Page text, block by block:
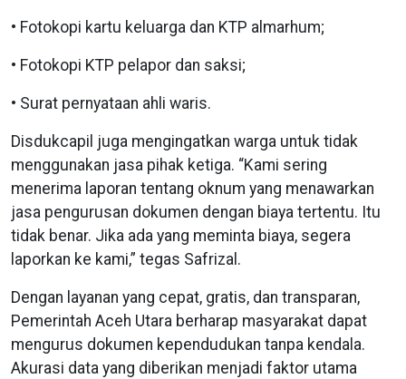
• Fotokopi kartu keluarga dan KTP almarhum;
• Fotokopi KTP pelapor dan saksi;
• Surat pernyataan ahli waris.
Disdukcapil juga mengingatkan warga untuk tidak
menggunakan jasa pihak ketiga. “Kami sering
menerima laporan tentang oknum yang menawarkan
jasa pengurusan dokumen dengan biaya tertentu. Itu
tidak benar. Jika ada yang meminta biaya, segera
laporkan ke kami,” tegas Safrizal.
Dengan layanan yang cepat, gratis, dan transparan,
Pemerintah Aceh Utara berharap masyarakat dapat
mengurus dokumen kependudukan tanpa kendala.
Akurasi data yang diberikan menjadi faktor utama